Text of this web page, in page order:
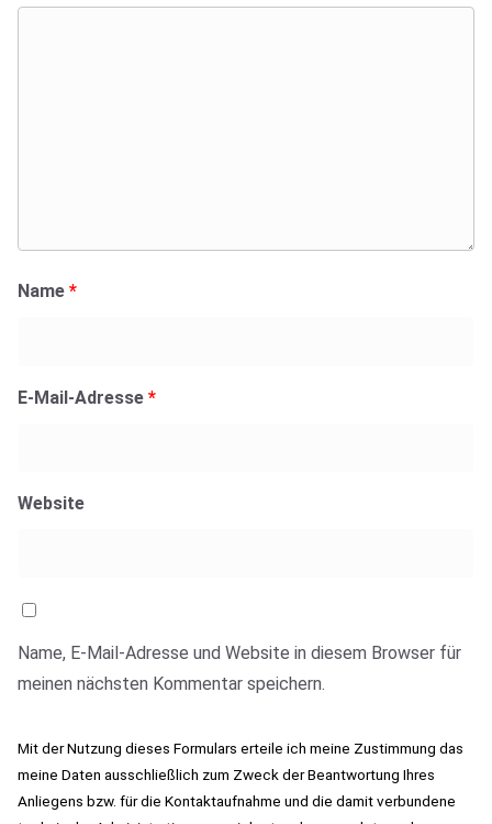
Name *
E-Mail-Adresse *
Website
Name, E-Mail-Adresse und Website in diesem Browser für
meinen nächsten Kommentar speichern.
Mit der Nutzung dieses Formulars erteile ich meine Zustimmung das
meine Daten ausschließlich zum Zweck der Beantwortung Ihres
Anliegens bzw. für die Kontaktaufnahme und die damit verbundene